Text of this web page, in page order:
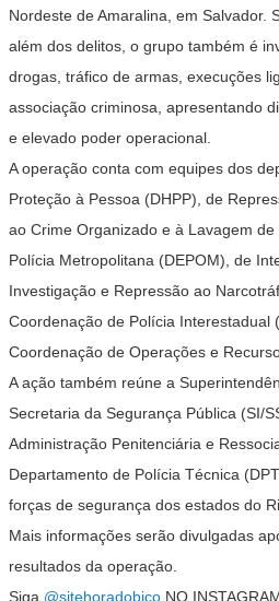
Nordeste de Amaralina, em Salvador.
além dos delitos, o grupo também é
drogas tráfico de armas , execuções
associação criminosa, apresentando
e elevado poder operacional.
A operação conta com equipes dos
Proteção à Pessoa (DHPP), de
ao Crime Organizado e à Lavagem
Polícia Metropolitana (DEPOM), de
Investigação e Repressão ao
Coordenação de Polícia Interestadual
Coordenação de Operações e
A ação também reúne a
Secretaria da Segurança Pública (SI/
Administração Penitenciária e
Departamento de Polícia Técnica
forças de segurança dos estados do
Mais informações serão divulgadas
resultados da operação.
Siga @sitehoradobico NO